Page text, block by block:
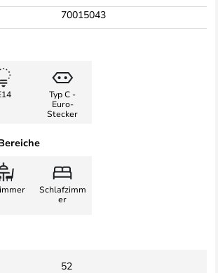
70015043
Typ C -
Euro-
Stecker
Schlafzimm
er
52